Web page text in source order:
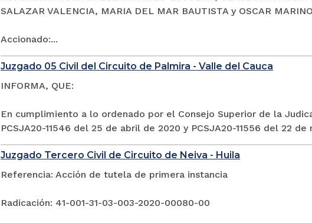
SALAZAR VALENCIA, MARIA DEL MAR BAUTISTA y OSCAR
Accionado:...
Juzgado 05 Civil del Circuito de Palmira - Valle del Cauca
INFORMA, QUE:
En cumplimiento a lo ordenado por el Consejo Superior de la
PCSJA20-11546 del 25 de abril de 2020 y PCSJA20-11556 del 22 de
Juzgado Tercero Civil de Circuito de Neiva - Huila
Referencia: Acción de tutela de primera instancia
Radicación: 41-001-31-03-003-2020-00080-00